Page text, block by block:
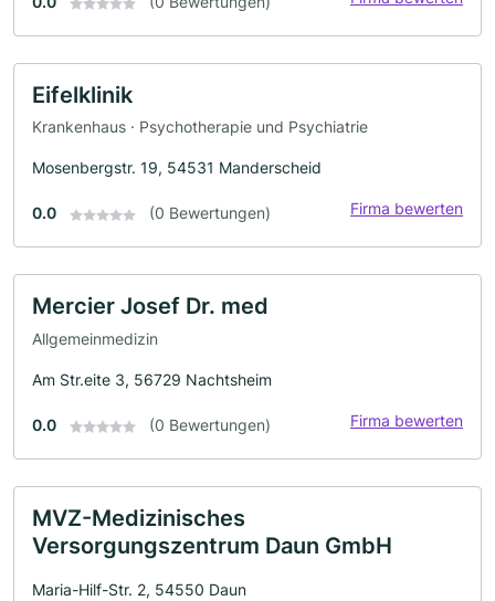
Eifelklinik
Krankenhaus · Psychotherapie und Psychiatrie
Mosenbergstr. 19, 54531 Manderscheid
0.0 (0 Bewertungen) Firma bewerten
Mercier Josef Dr. med
Allgemeinmedizin
Am Str.eite 3, 56729 Nachtsheim
0.0 (0 Bewertungen) Firma bewerten
MVZ-Medizinisches
Versorgungszentrum Daun GmbH
Maria-Hilf-Str. 2, 54550 Daun